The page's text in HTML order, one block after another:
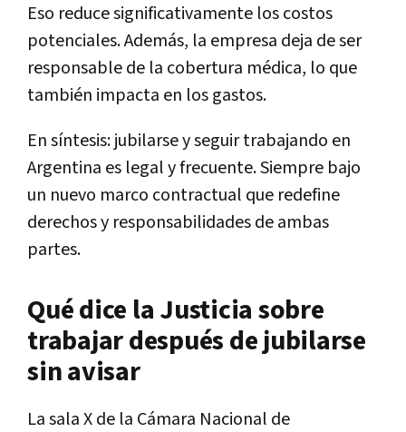
Eso reduce significativamente los costos
potenciales. Además, la empresa deja de ser
responsable de la cobertura médica, lo que
también impacta en los gastos.
En síntesis: jubilarse y seguir trabajando en
Argentina es legal y frecuente. Siempre bajo
un nuevo marco contractual que redefine
derechos y responsabilidades de ambas
partes.
Qué dice la Justicia sobre
trabajar después de jubilarse
sin avisar
La sala X de la Cámara Nacional de